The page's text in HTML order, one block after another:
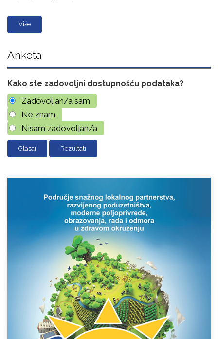
Više
Anketa
Kako ste zadovoljni dostupnošću podataka?
Zadovoljan/a sam
Ne znam
Nisam zadovoljan/a
Rezultati